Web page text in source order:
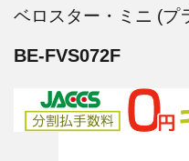
ベロスター・ミニ (プ
BE-FVS072F